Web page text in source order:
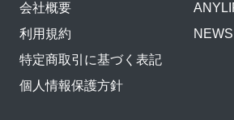
会社概要
利用規約
特定商取引に基づく表記
個人情報保護方針
NEWS